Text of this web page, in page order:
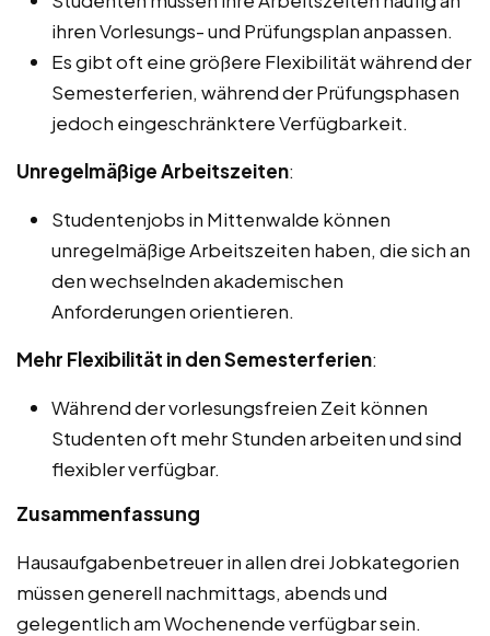
ihren Vorlesungs- und Prüfungsplan anpassen.
Es gibt oft eine größere Flexibilität während der
Semesterferien, während der Prüfungsphasen
jedoch eingeschränktere Verfügbarkeit.
Unregelmäßige Arbeitszeiten:
Studentenjobs in Mittenwalde können
unregelmäßige Arbeitszeiten haben, die sich an
den wechselnden akademischen
Anforderungen orientieren.
Mehr Flexibilität in den Semesterferien:
Während der vorlesungsfreien Zeit können
Studenten oft mehr Stunden arbeiten und sind
flexibler verfügbar.
Zusammenfassung
Hausaufgabenbetreuer in allen drei Jobkategorien
müssen generell nachmittags, abends und
gelegentlich am Wochenende verfügbar sein.